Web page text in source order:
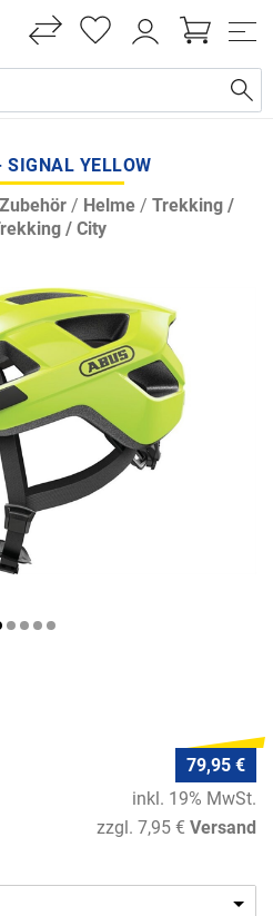
SIGNAL YELLOW
/ Helme/ Trekking /
/ City
79,95 €
inkl. 19% MwSt.
zzgl. 7,95 € Versand